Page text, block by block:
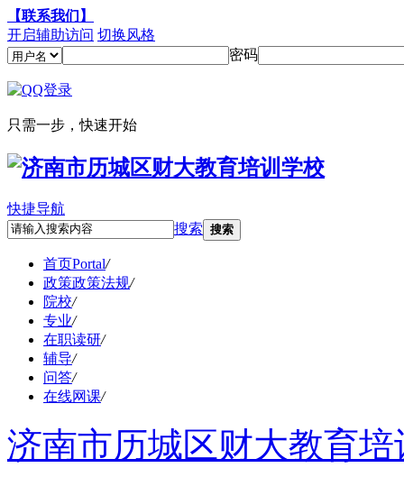
【联系我们】
开启辅助访问 切换风格
密码
只需一步，快速开始
快捷导航
搜索 搜索
首页Portal/
政策政策法规/
院校/
专业/
在职读研/
辅导/
问答/
在线网课/
济南市历城区财大教育培